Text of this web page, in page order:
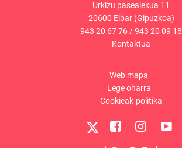
Urkizu pasealekua 11
20600 Eibar (Gipuzkoa)
943 20 67 76/943 20 09 18
Kontaktua
Web mapa
Lege oharra
Cookieak-politika